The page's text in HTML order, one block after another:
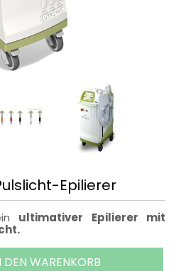
Epilierer
ultimativer Epilierer mit
DEN WARENKORB